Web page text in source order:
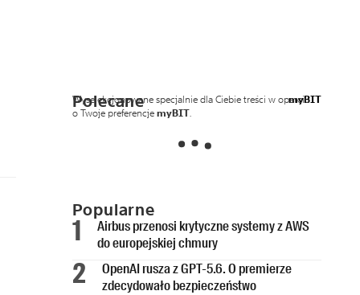
Polecane myBIT
Wyselekcjonowane specjalnie dla Ciebie treści w oparciu
o Twoje preferencjemyBIT.
Popularne
Airbus przenosi krytyczne systemy z AWS
do europejskiej chmury
OpenAI rusza z GPT-5.6. O premierze
zdecydowało bezpieczeństwo